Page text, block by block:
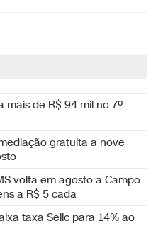
mais de R$ 94 mil no 7º
gratuita a nove
volta em agosto a Campo
a R$ 5 cada
taxa Selic para 14% ao